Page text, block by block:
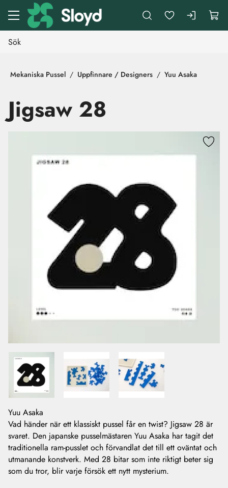
Gå till huvudinnehåll
Mekaniska Pussel Uppfinnare / Designers Yuu Asaka
Jigsaw 28
Yuu Asaka
Vad händer när ett klassiskt pussel får en twist? Jigsaw 28 är
svaret. Den japanske pusselmästaren Yuu Asaka har tagit det
traditionella ram-pusslet och förvandlat det till ett oväntat och
utmanande konstverk. Med 28 bitar som inte riktigt beter sig
som du tror, blir varje försök ett nytt mysterium.